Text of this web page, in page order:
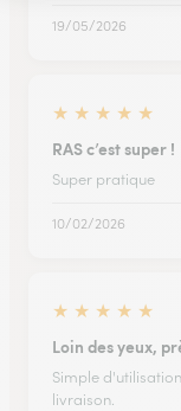
19/05/2026
★ ★ ★ ★ ★
RAS c’est super !
Super pratique
10/02/2026
★ ★ ★ ★ ★
Loin des yeux,
Simple
livraison.